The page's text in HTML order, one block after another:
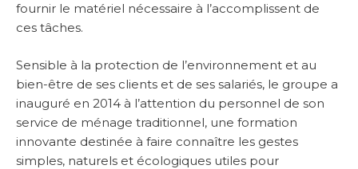
fournir le matériel nécessaire à l’accomplissent de
ces tâches.
Sensible à la protection de l’environnement et au
bien-être de ses clients et de ses salariés, le groupe a
inauguré en 2014 à l’attention du personnel de son
service de ménage traditionnel, une formation
innovante destinée à faire connaître les gestes
simples, naturels et écologiques utiles pour